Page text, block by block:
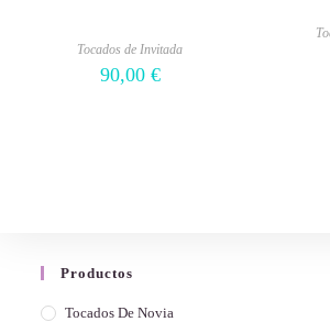
Tocados de Invitada
90,00 €
Productos
Tocados De Novia